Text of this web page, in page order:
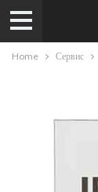
Home Сервис